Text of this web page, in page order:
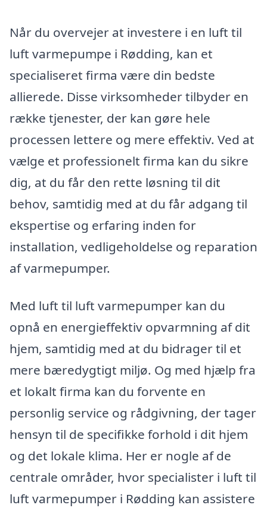
Når du overvejer at investere i en luft til
luft varmepumpe i Rødding, kan et
specialiseret firma være din bedste
allierede. Disse virksomheder tilbyder en
række tjenester, der kan gøre hele
processen lettere og mere effektiv. Ved at
vælge et professionelt firma kan du sikre
dig, at du får den rette løsning til dit
behov, samtidig med at du får adgang til
ekspertise og erfaring inden for
installation, vedligeholdelse og reparation
af varmepumper.
Med luft til luft varmepumper kan du
opnå en energieffektiv opvarmning af dit
hjem, samtidig med at du bidrager til et
mere bæredygtigt miljø. Og med hjælp fra
et lokalt firma kan du forvente en
personlig service og rådgivning, der tager
hensyn til de specifikke forhold i dit hjem
og det lokale klima. Her er nogle af de
centrale områder, hvor specialister i luft til
luft varmepumper i Rødding kan assistere